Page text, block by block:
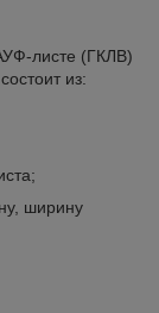
листе (ГКЛВ)
из:
ширину